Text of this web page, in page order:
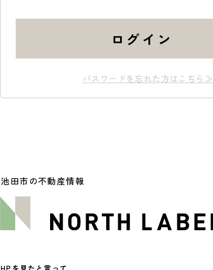
ログイン
パスワードを忘れた方はこちら≫
池田市の不動産情報
HPを見たと言って